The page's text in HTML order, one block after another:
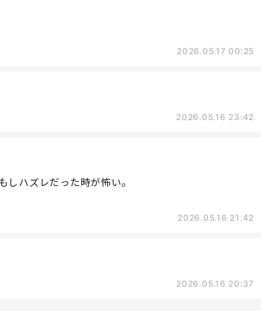
2026.05.17 00:25
2026.05.16 23:42
しハズレだった時が怖い。
2026.05.16 21:42
2026.05.16 20:37